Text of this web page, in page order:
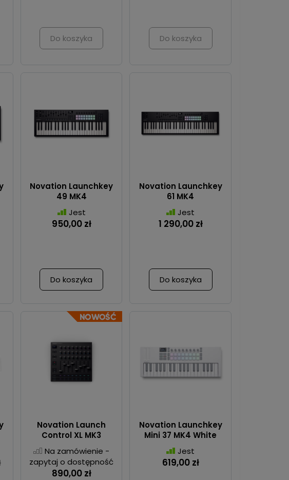
Do koszyka Do koszyka
Novation Launchkey
49 MK4
Jest
950,00 zł
Do koszyka
Novation Launchkey
61 MK4
Jest
1 290,00 zł
Do koszyka
Novation Launch
Control XL MK3
Na zamówienie -
zapytaj o dostępność
890,00 zł
Novation Launchkey
Mini 37 MK4 White
Jest
619,00 zł